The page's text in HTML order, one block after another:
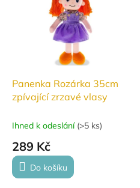
Panenka Rozárka 35cm
zpívající zrzavé vlasy
Ihned k odeslání (>5 ks)
289 Kč
Do košíku